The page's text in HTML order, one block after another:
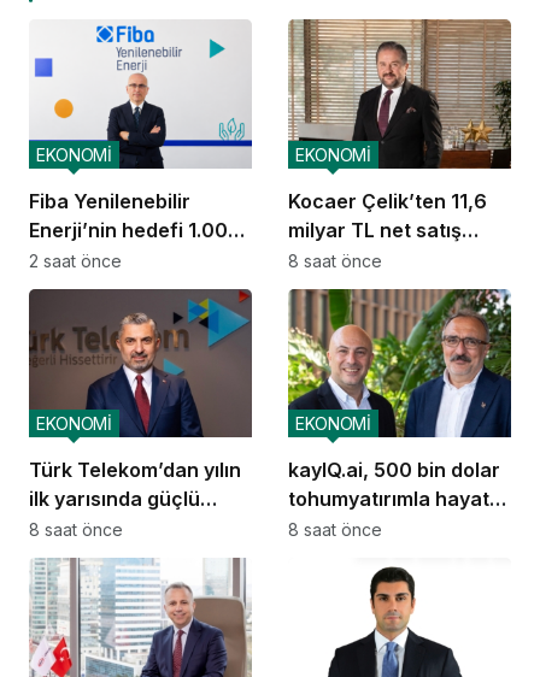
Fiba Yenilenebilir
Enerji’nin hedefi 1.000
MW
EKONOMİ
2 saat önce
Kocaer Çelik’ten 11,6
milyar TL net satış
geliri
EKONOMİ
8 saat önce
Türk Telekom’dan yılın
ilk yarısında güçlü
performans
EKONOMİ
8 saat önce
kayIQ.ai, 500 bin dolar
tohumyatırımla hayata
geçti
EKONOMİ
8 saat önce